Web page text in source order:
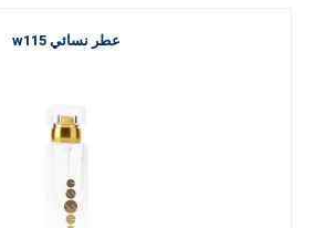
عطر نسائي w115